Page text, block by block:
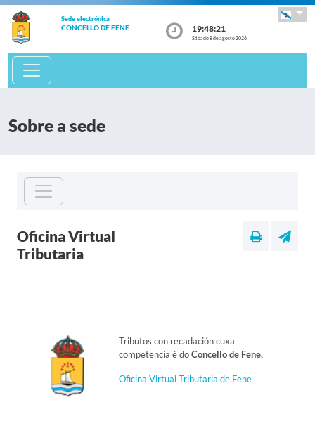
Sede electrónica
CONCELLO DE FENE 19:48:21
Sábado 8 de agosto 2026
Sobre a sede
Oficina Virtual
Tributaria
Tributos con recadación cuxa
competencia é doConcello de Fene.
Oficina Virtual Tributaria de Fene